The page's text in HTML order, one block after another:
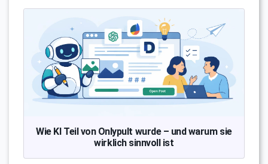
Wie KI Teil von Onlypult wurde – und warum sie
wirklich sinnvoll ist